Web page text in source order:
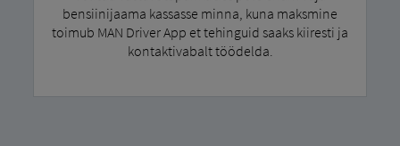
bensiinijaama kassasse minna, kuna maksmine
toimub MAN Driver App et tehinguid saaks kiiresti ja
kontaktivabalt töödelda.